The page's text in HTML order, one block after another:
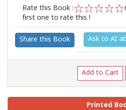
Rate this Book :
2
1
first one to rate this !
Share this Book Ask to AI
Add to Cart
Printed